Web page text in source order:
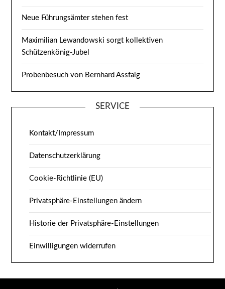
Neue Führungsämter stehen fest
Maximilian Lewandowski sorgt kollektiven
Schützenkönig-Jubel
Probenbesuch von Bernhard Assfalg
SERVICE
Kontakt/Impressum
Datenschutzerklärung
Cookie-Richtlinie (EU)
Privatsphäre-Einstellungen ändern
Historie der Privatsphäre-Einstellungen
Einwilligungen widerrufen